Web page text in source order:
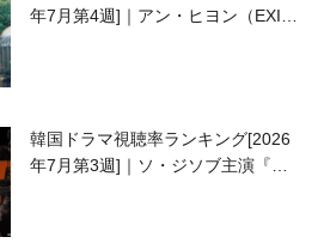
年7月第4週]｜アン・ヒヨン（EXID
韓国ドラマ視聴率ランキング[2026
年7月第3週]｜ソ・ジソブ主演『エ